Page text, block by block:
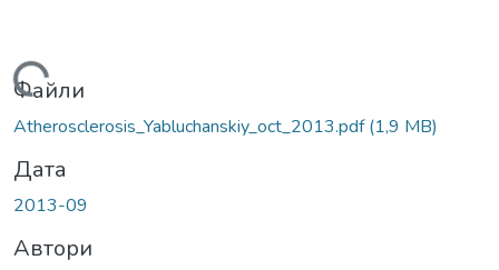
Вантажиться...
Файли
Atherosclerosis_Yabluchanskiy_oct_2013.pdf(1,9 MB)
Дата
2013-09
Автори